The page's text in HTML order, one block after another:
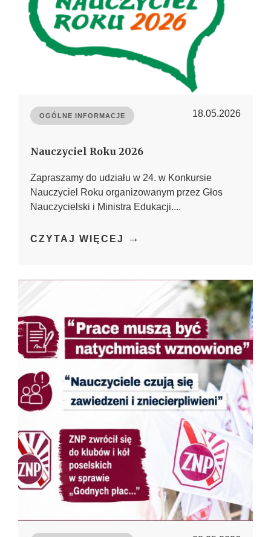
OGÓLNE INFORMACJE 18.05.2026
Nauczyciel Roku 2026
Zapraszamy do udziału w 24. w Konkursie
Nauczyciel Roku organizowanym przez Głos
Nauczycielski i Ministra Edukacji....
CZYTAJ WIĘCEJ →